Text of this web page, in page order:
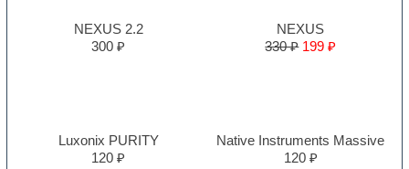
NEXUS 2.2
300 ₽
NEXUS
330 ₽ 199 ₽
Luxonix PURITY
120 ₽
Native Instruments Massive
120 ₽